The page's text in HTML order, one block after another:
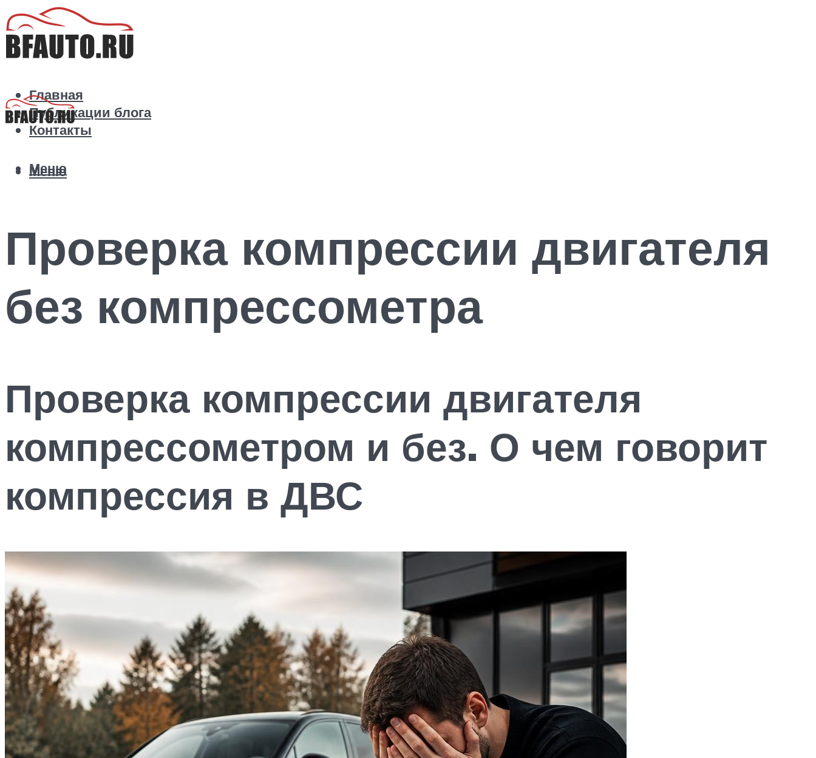
Главная
Публикации блога
Контакты
Меню
Меню
Проверка компрессии двигателя
без компрессометра
Проверка компрессии двигателя
компрессометром и без. О чем говорит
компрессия в ДВС